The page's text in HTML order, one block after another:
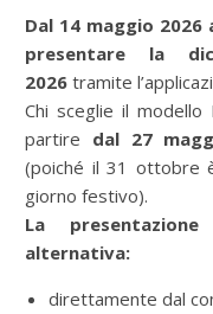
Dal 14 maggio
presentare la
2026 tramite
Chi sceglie il modello
partire dal 27
(poiché il 31 ottobre
giorno festivo).
La
alternativa:
direttamente dal